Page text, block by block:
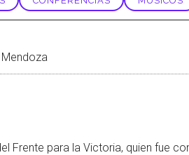
Frente para la Victoria, quien fue